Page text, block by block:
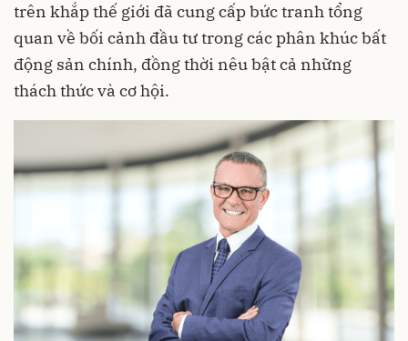
trên khắp thế giới đã cung cấp bức tranh tổng
quan về bối cảnh đầu tư trong các phân khúc bất
động sản chính, đồng thời nêu bật cả những
thách thức và cơ hội.